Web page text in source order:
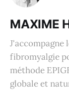
MAXIME
J'accompagne
fibromyalgie
méthode
globale et